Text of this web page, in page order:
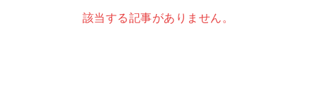
該当する記事がありません。